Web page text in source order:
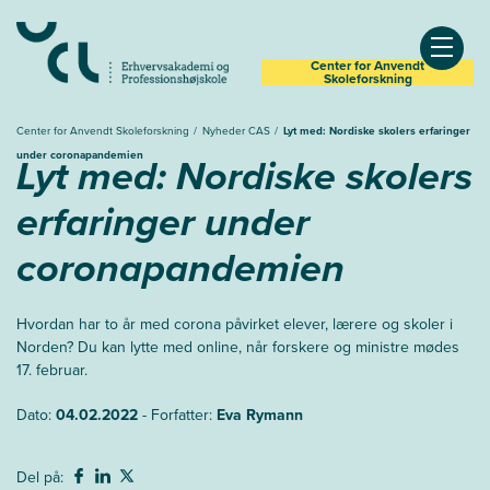
Center for Anvendt
Skoleforskning Åben
Center for Anvendt Skoleforskning Nyheder CAS
Lyt med: Nordiske skolers erfaringer
under coronapandemien
Lyt med: Nordiske skolers
erfaringer under
coronapandemien
Hvordan har to år med corona påvirket elever, lærere og skoler i
Norden? Du kan lytte med online, når forskere og ministre mødes
17. februar.
Dato:04.02.2022- Forfatter: Eva Rymann
Del på: